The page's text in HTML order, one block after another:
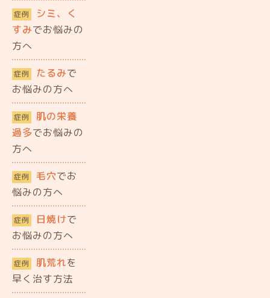
症例
シミ、く
すみでお悩みの
方へ
症例 たるみで
お悩みの方へ
症例
肌の栄養
過多でお悩みの
方へ
症例 毛穴でお
悩みの方へ
症例 日焼けで
お悩みの方へ
症例 肌荒れを
早く治す方法